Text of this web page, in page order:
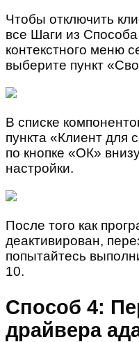
Чтобы отключить
все Шаги из
контекстного меню
выберите пункт
В списке
пункта «Клиент для
по кнопке «ОК»
настройки.
После того как
деактивирован,
попытайтесь
10.
Способ 4:
драйвера